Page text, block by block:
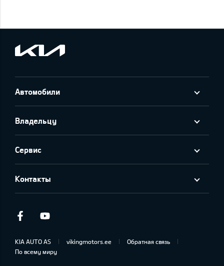
Автомобили
Владельцу
Сервис
Контакты
Facebook
KIA AUTO AS vikingmotors.ee
Обратная связь
По всему миру